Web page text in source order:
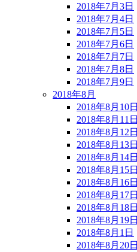
2018年7月3日
2018年7月4日
2018年7月5日
2018年7月6日
2018年7月7日
2018年7月8日
2018年7月9日
2018年8月
2018年8月10日
2018年8月11日
2018年8月12日
2018年8月13日
2018年8月14日
2018年8月15日
2018年8月16日
2018年8月17日
2018年8月18日
2018年8月19日
2018年8月1日
2018年8月20日